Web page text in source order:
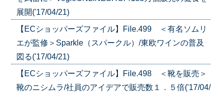
展開('17/04/21)
【ECショッパーズファイル】File.499 ＜有名ソムリ
エが監修＞Sparkle（スパークル）/東欧ワインの普及
図る('17/04/21)
【ECショッパーズファイル】File.498 ＜靴を販売＞
靴のニシムラ/社員のアイデアで販売数１．５倍('17/04/